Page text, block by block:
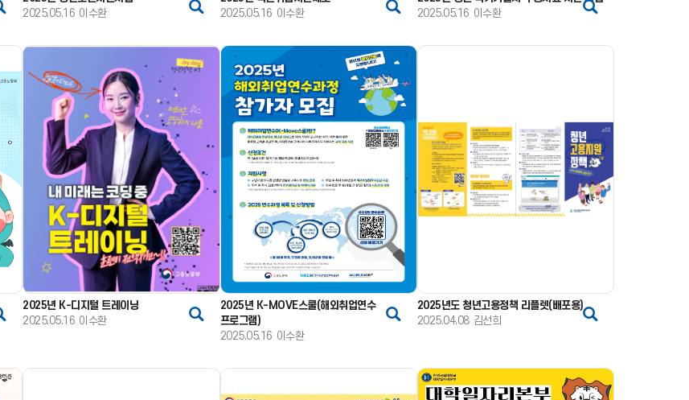
2025.05.16 이수환
2025.05.16 이수환
2025.05.16 이수환
2025년 K-디지털 트레이닝
2025.05.16 이수환
2025년 K-MOVE스쿨(해외취업연수
프로그램)
2025.05.16 이수환
2025년도 청년고용정책 리플렛(배포용)
2025.04.08 김선희